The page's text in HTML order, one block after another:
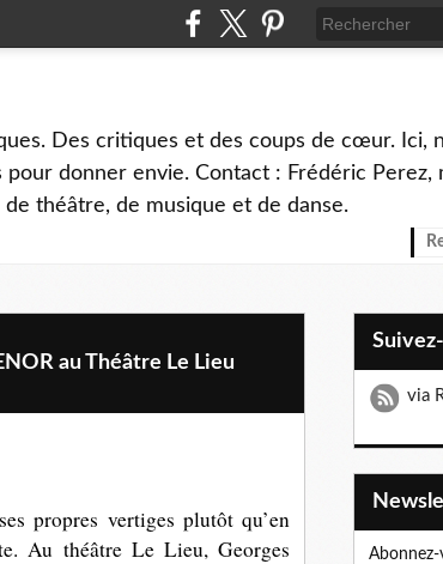
Des critiques et des coups de cœur. Ici,
pour donner envie. Contact : Frédéric Perez,
théâtre, de musique et de danse.
au Théâtre Le Lieu
propres vertiges plutôt qu’en
Au théâtre Le Lieu, Georges
via